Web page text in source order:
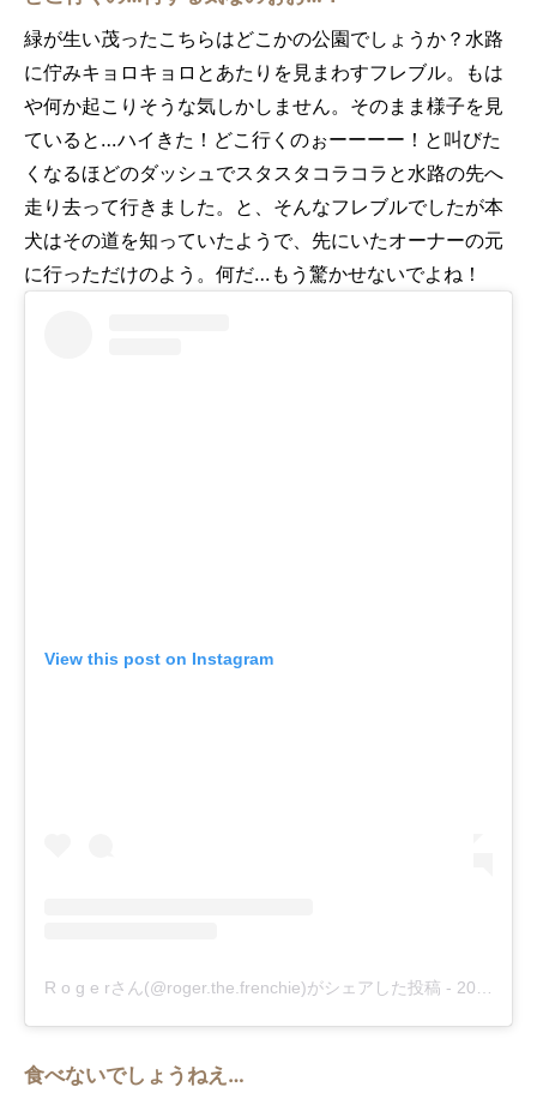
緑が生い茂ったこちらはどこかの公園でしょうか？水路
に佇みキョロキョロとあたりを見まわすフレブル。もは
や何か起こりそうな気しかしません。そのまま様子を見
ていると…ハイきた！どこ行くのぉーーーー！と叫びた
くなるほどのダッシュでスタスタコラコラと水路の先へ
走り去って行きました。と、そんなフレブルでしたが本
犬はその道を知っていたようで、先にいたオーナーの元
に行っただけのよう。何だ…もう驚かせないでよね！
View this post on Instagram
R o g e rさん(@roger.the.frenchie)がシェアした投稿 - 2018年 8月月19日午前1時19分PDT
食べないでしょうねえ…